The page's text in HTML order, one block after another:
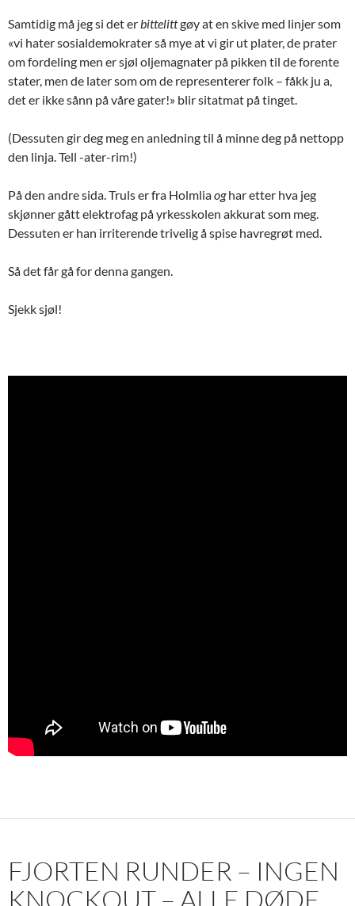
Samtidig må jeg si det erbittelittgøy at en skive med linjer som
«vi hater sosialdemokrater så mye at vi gir ut plater, de prater
om fordeling men er sjøl oljemagnater på pikken til de forente
stater, men de later som om de representerer folk – fåkk ju a,
det er ikke sånn på våre gater!» blir sitatmat på tinget.
(Dessuten gir deg meg en anledning til å minne deg på nettopp
den linja. Tell -ater-rim!)
På den andre sida. Truls er fra Holmliaoghar etter hva jeg
skjønner gått elektrofag på yrkesskolen akkurat som meg.
Dessuten er han irriterende trivelig å spise havregrøt med.
Så det får gå for denna gangen.
Sjekk sjøl!
FJORTEN RUNDER – INGEN
KNOCKOUT – ALLE DØDE